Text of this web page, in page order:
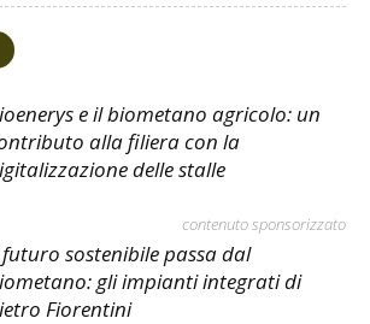
e il biometano agricolo: un
alla filiera con la
delle stalle
contenuto sponsorizzato
sostenibile passa dal
gli impianti integrati di
Fiorentini